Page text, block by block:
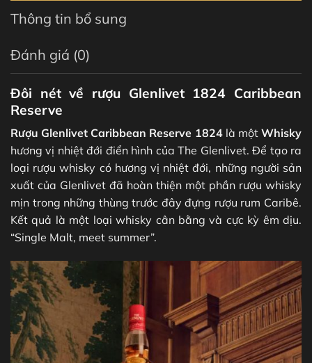
Thông tin bổ sung
Đánh giá (0)
Đôi nét về rượu Glenlivet 1824 Caribbean
Reserve
Rượu Glenlivet Caribbean Reserve 1824là mộtWhisky
hương vị nhiệt đới điển hình của The Glenlivet. Để tạo ra
loại rượu whisky có hương vị nhiệt đới, những người sản
xuất của Glenlivet đã hoàn thiện một phần rượu whisky
mịn trong những thùng trước đây đựng rượu rum Caribê.
Kết quả là một loại whisky cân bằng và cực kỳ êm dịu.
“Single Malt, meet summer”.